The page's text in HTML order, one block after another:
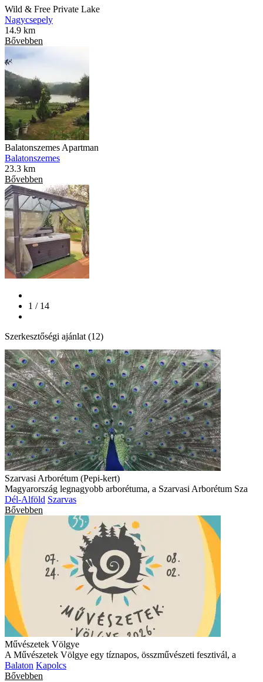
Wild & Free Private Lake
Nagycsepely
14.9 km
Bővebben
Balatonszemes Apartman
Balatonszemes
23.3 km
Bővebben
1 / 14
Szerkesztőségi ajánlat (12)
Szarvasi Arborétum (Pepi-kert)
Magyarország legnagyobb arborétuma, a Szarvasi Arborétum Sza
Dél-Alföld Szarvas
Bővebben
Művészetek Völgye
A Művészetek Völgye egy tíznapos, összművészeti fesztivál, a
Balaton Kapolcs
Bővebben